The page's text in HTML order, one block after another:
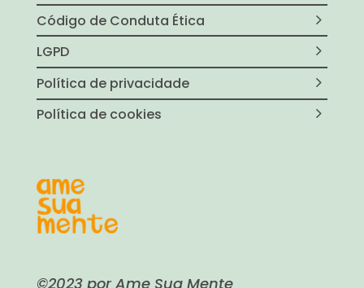
Código de Conduta Ética
LGPD
Política de privacidade
Política de cookies
©2023 por Ame Sua Mente